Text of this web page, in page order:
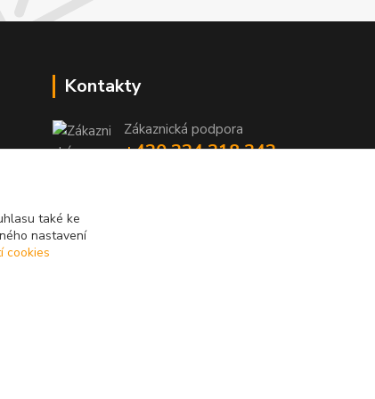
Kontakty
Zákaznická podpora
+420 224 318 342
také ke
nastavení
cookies